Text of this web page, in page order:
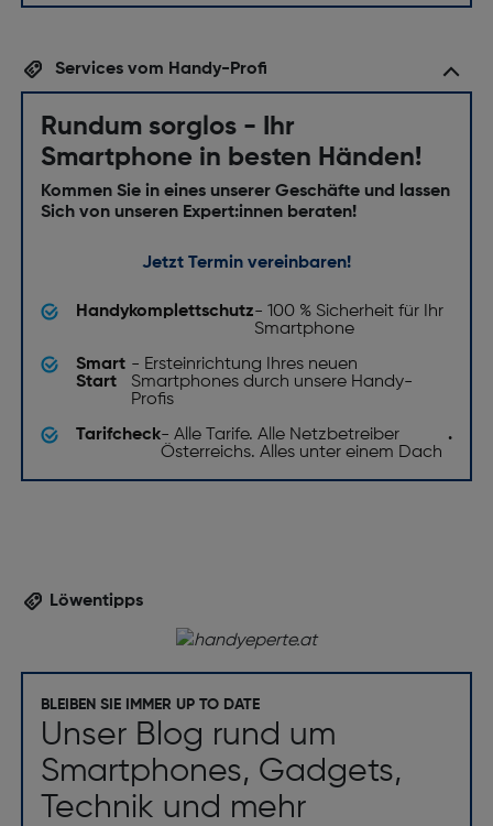
Services vom Handy-Profi
Rundum sorglos - Ihr
Smartphone in besten Händen!
Kommen Sie in eines unserer Geschäfte und lassen
Sich von unseren Expert:innen beraten!
Jetzt Termin vereinbaren!
Handykomplettschutz- 100 % Sicherheit für Ihr
Smartphone
Smart
Start
- Ersteinrichtung Ihres neuen
Smartphones durch unsere Handy-
Profis
Tarifcheck- Alle Tarife. Alle Netzbetreiber
Österreichs. Alles unter einem Dach
.
Löwentipps
BLEIBEN SIE IMMER UP TO DATE
Unser Blog rund um
Smartphones, Gadgets,
Technik und mehr